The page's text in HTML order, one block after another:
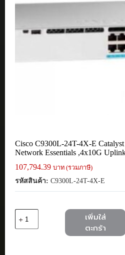
Cisco C9300L-24T-4X-E
Network Essentials ,4x10G
107,794.39 บาท (รวมภาษี)
รหัสสินค้า: C9300L-24T-4X-E
Cisco
เพิ่มใส่
ตะกร้า